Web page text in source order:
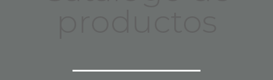
_______